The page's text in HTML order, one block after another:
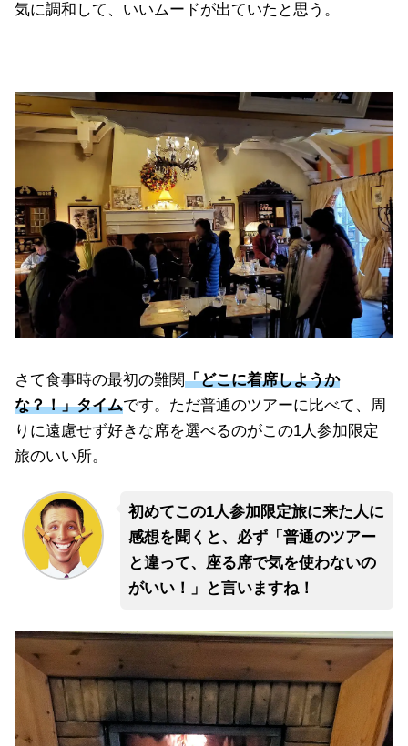
気に調和して、いいムードが出ていたと思う。
さて食事時の最初の難関「どこに着席しようか
な？！」タイムです。ただ普通のツアーに比べて、周
りに遠慮せず好きな席を選べるのがこの1人参加限定
旅のいい所。
初めてこの1人参加限定旅に来た人に
感想を聞くと、必ず「普通のツアー
と違って、座る席で気を使わないの
がいい！」と言いますね！